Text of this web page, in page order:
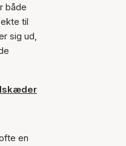
både
til
sig ud,
en